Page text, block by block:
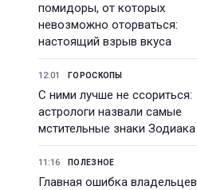
помидоры, от которых
невозможно оторваться:
настоящий взрыв вкуса
12:01 ГОРОСКОПЫ
С ними лучше не ссориться:
астрологи назвали самые
мстительные знаки Зодиака
11:16 ПОЛЕЗНОЕ
Главная ошибка владельцев